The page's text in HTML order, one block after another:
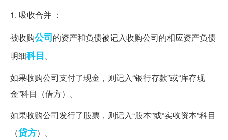
1. 吸收合并 ：
被收购公司的资产和负债被记入收购公司的相应资产负债
明细科目。
如果收购公司支付了现金，则记入“银行存款”或“库存现
金”科目（借方）。
如果收购公司发行了股票，则记入“股本”或“实收资本”科目
（贷方）。